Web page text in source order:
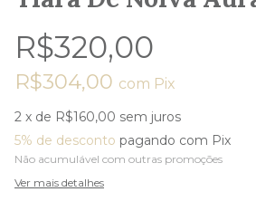
R$320,00
R$304,00 com Pix
2 x de R$160,00 sem juros
5% de desconto pagando com Pix
Não acumulável com outras promoções
Ver mais detalhes